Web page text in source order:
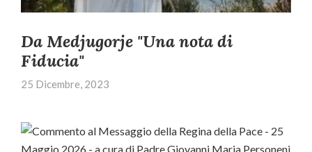
Da Medjugorje "Una nota di
Fiducia"
25 Dicembre, 2023